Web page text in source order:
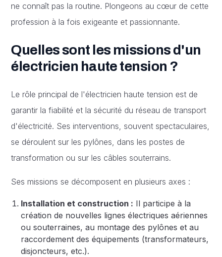
ne connaît pas la routine. Plongeons au cœur de cette
profession à la fois exigeante et passionnante.
Quelles sont les missions d'un
électricien haute tension ?
Le rôle principal de l'électricien haute tension est de
garantir la fiabilité et la sécurité du réseau de transport
d'électricité. Ses interventions, souvent spectaculaires,
se déroulent sur les pylônes, dans les postes de
transformation ou sur les câbles souterrains.
Ses missions se décomposent en plusieurs axes :
Installation et construction : Il participe à la
création de nouvelles lignes électriques aériennes
ou souterraines, au montage des pylônes et au
raccordement des équipements (transformateurs,
disjoncteurs, etc.).